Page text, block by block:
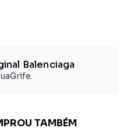
Balenciaga
TAMBÉM